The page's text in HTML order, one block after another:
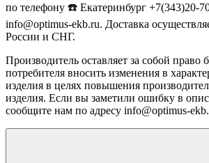
по телефону ☎️ Екатеринбург +7(343)20-
info@optimus-ekb.ru. Доставка
России и СНГ.
Производитель оставляет за собой право
потребителя вносить изменения в
изделия в целях повышения
изделия. Если вы заметили ошибку в
сообщите нам по адресу info@optimus-